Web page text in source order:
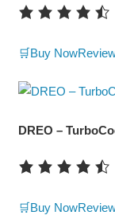
🛒Buy Now
DREO –
🛒Buy Now